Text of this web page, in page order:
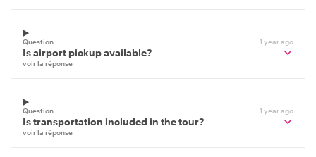
Question 1 year ago
Is airport pickup available?
voir la réponse
Question 1 year ago
Is transportation included in the tour?
voir la réponse